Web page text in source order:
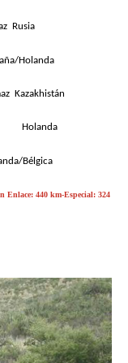
Rusia
Holanda
Kazakhistán
Holanda
Bélgica
Enlace: 440 km-Especial: 324